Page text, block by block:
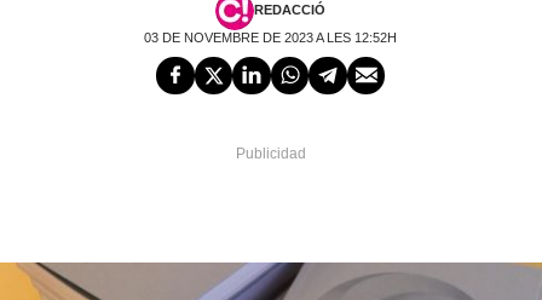
REDACCIÓ
03 DE NOVEMBRE DE 2023 A LES 12:52H